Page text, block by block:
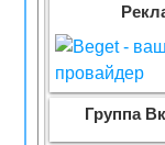
Группа